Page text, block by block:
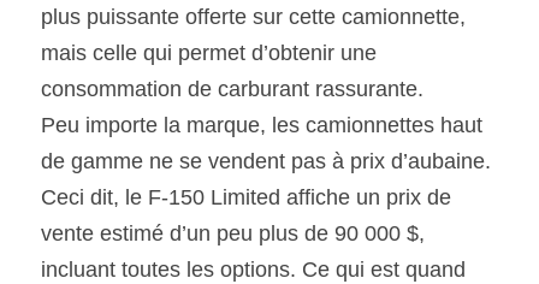
plus puissante offerte sur cette camionnette,
mais celle qui permet d’obtenir une
consommation de carburant rassurante.
Peu importe la marque, les camionnettes haut
de gamme ne se vendent pas à prix d’aubaine.
Ceci dit, le F-150 Limited affiche un prix de
vente estimé d’un peu plus de 90 000 $,
incluant toutes les options. Ce qui est quand